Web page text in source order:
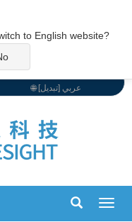
🌐 عربي [تبديل]
تبديل
to English website?